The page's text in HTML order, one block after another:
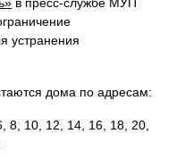
в пресс-службе МУП
устранения
дома по адресам:
8, 10, 12, 14, 16, 18, 20,